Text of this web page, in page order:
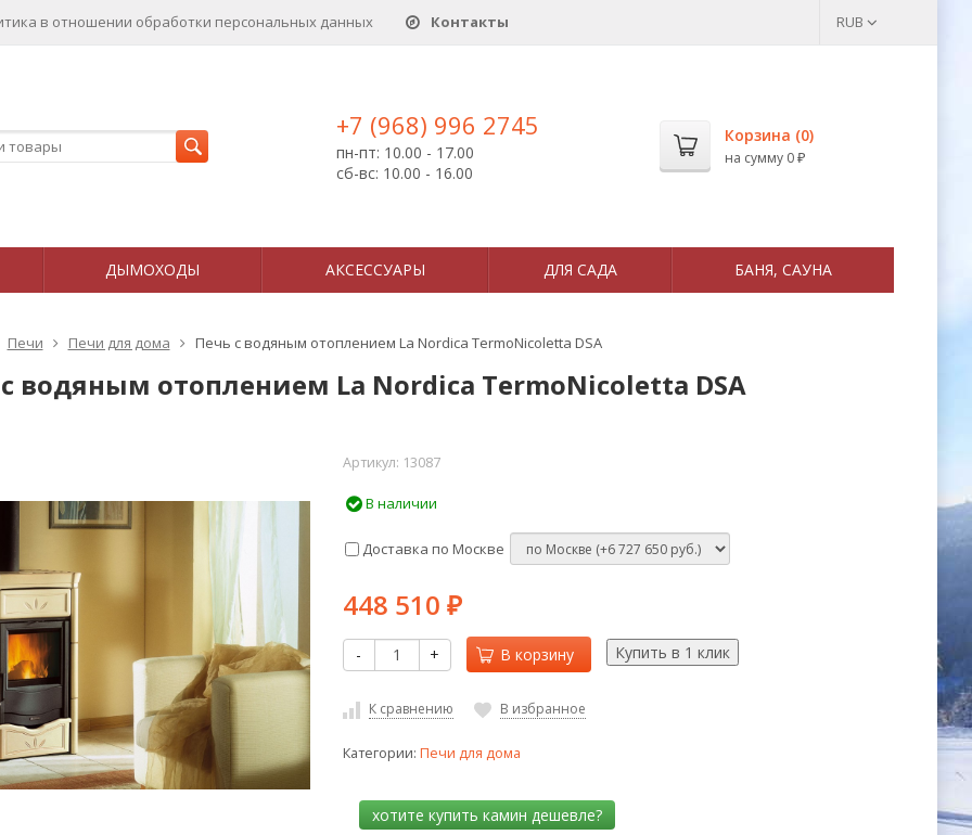
в отношении обработки персональных данныx Контакты RUB
+7 (968) 996 2745
пн-пт: 10.00 - 17.00
сб-вс: 10.00 - 16.00
Корзина (0)
на сумму 0 ₽
ДЫМОХОДЫ АКСЕССУАРЫ ДЛЯ САДА БАНЯ, САУНА
Печи Печи для дома Печь с водяным отоплением La Nordica TermoNicoletta DSA
водяным отоплением La Nordica TermoNicoletta DSA
Артикул: 13087
В наличии
Доставка по Москве
448 510 ₽
- + В корзину
К сравнению В избранное
Категории: Печи для дома